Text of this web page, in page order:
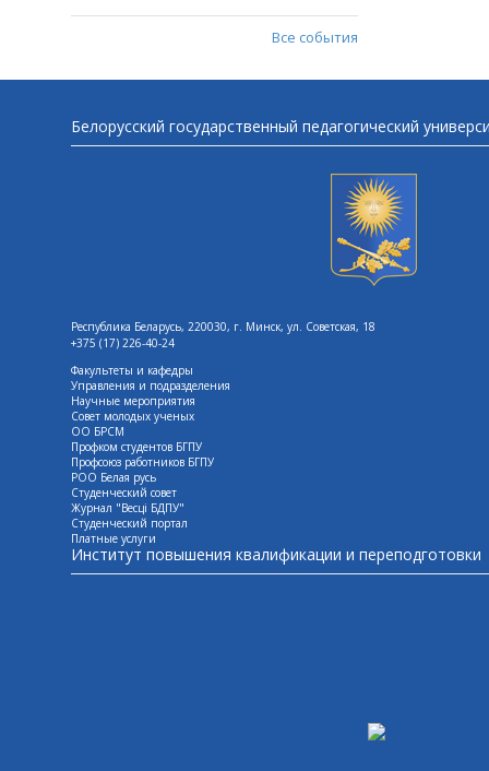
Все события
Белорусский государственный педагогический
Республика Беларусь, 220030, г. Минск, ул. Советская, 18
+375 (17) 226-40-24
Факультеты и кафедры
Управления и подразделения
Научные мероприятия
Совет молодых ученых
ОО БРСМ
Профком студентов БГПУ
Профсоюз работников БГПУ
РОО Белая русь
Студенческий совет
Журнал "Весцi БДПУ"
Студенческий портал
Платные услуги
Институт повышения квалификации и переподготовки